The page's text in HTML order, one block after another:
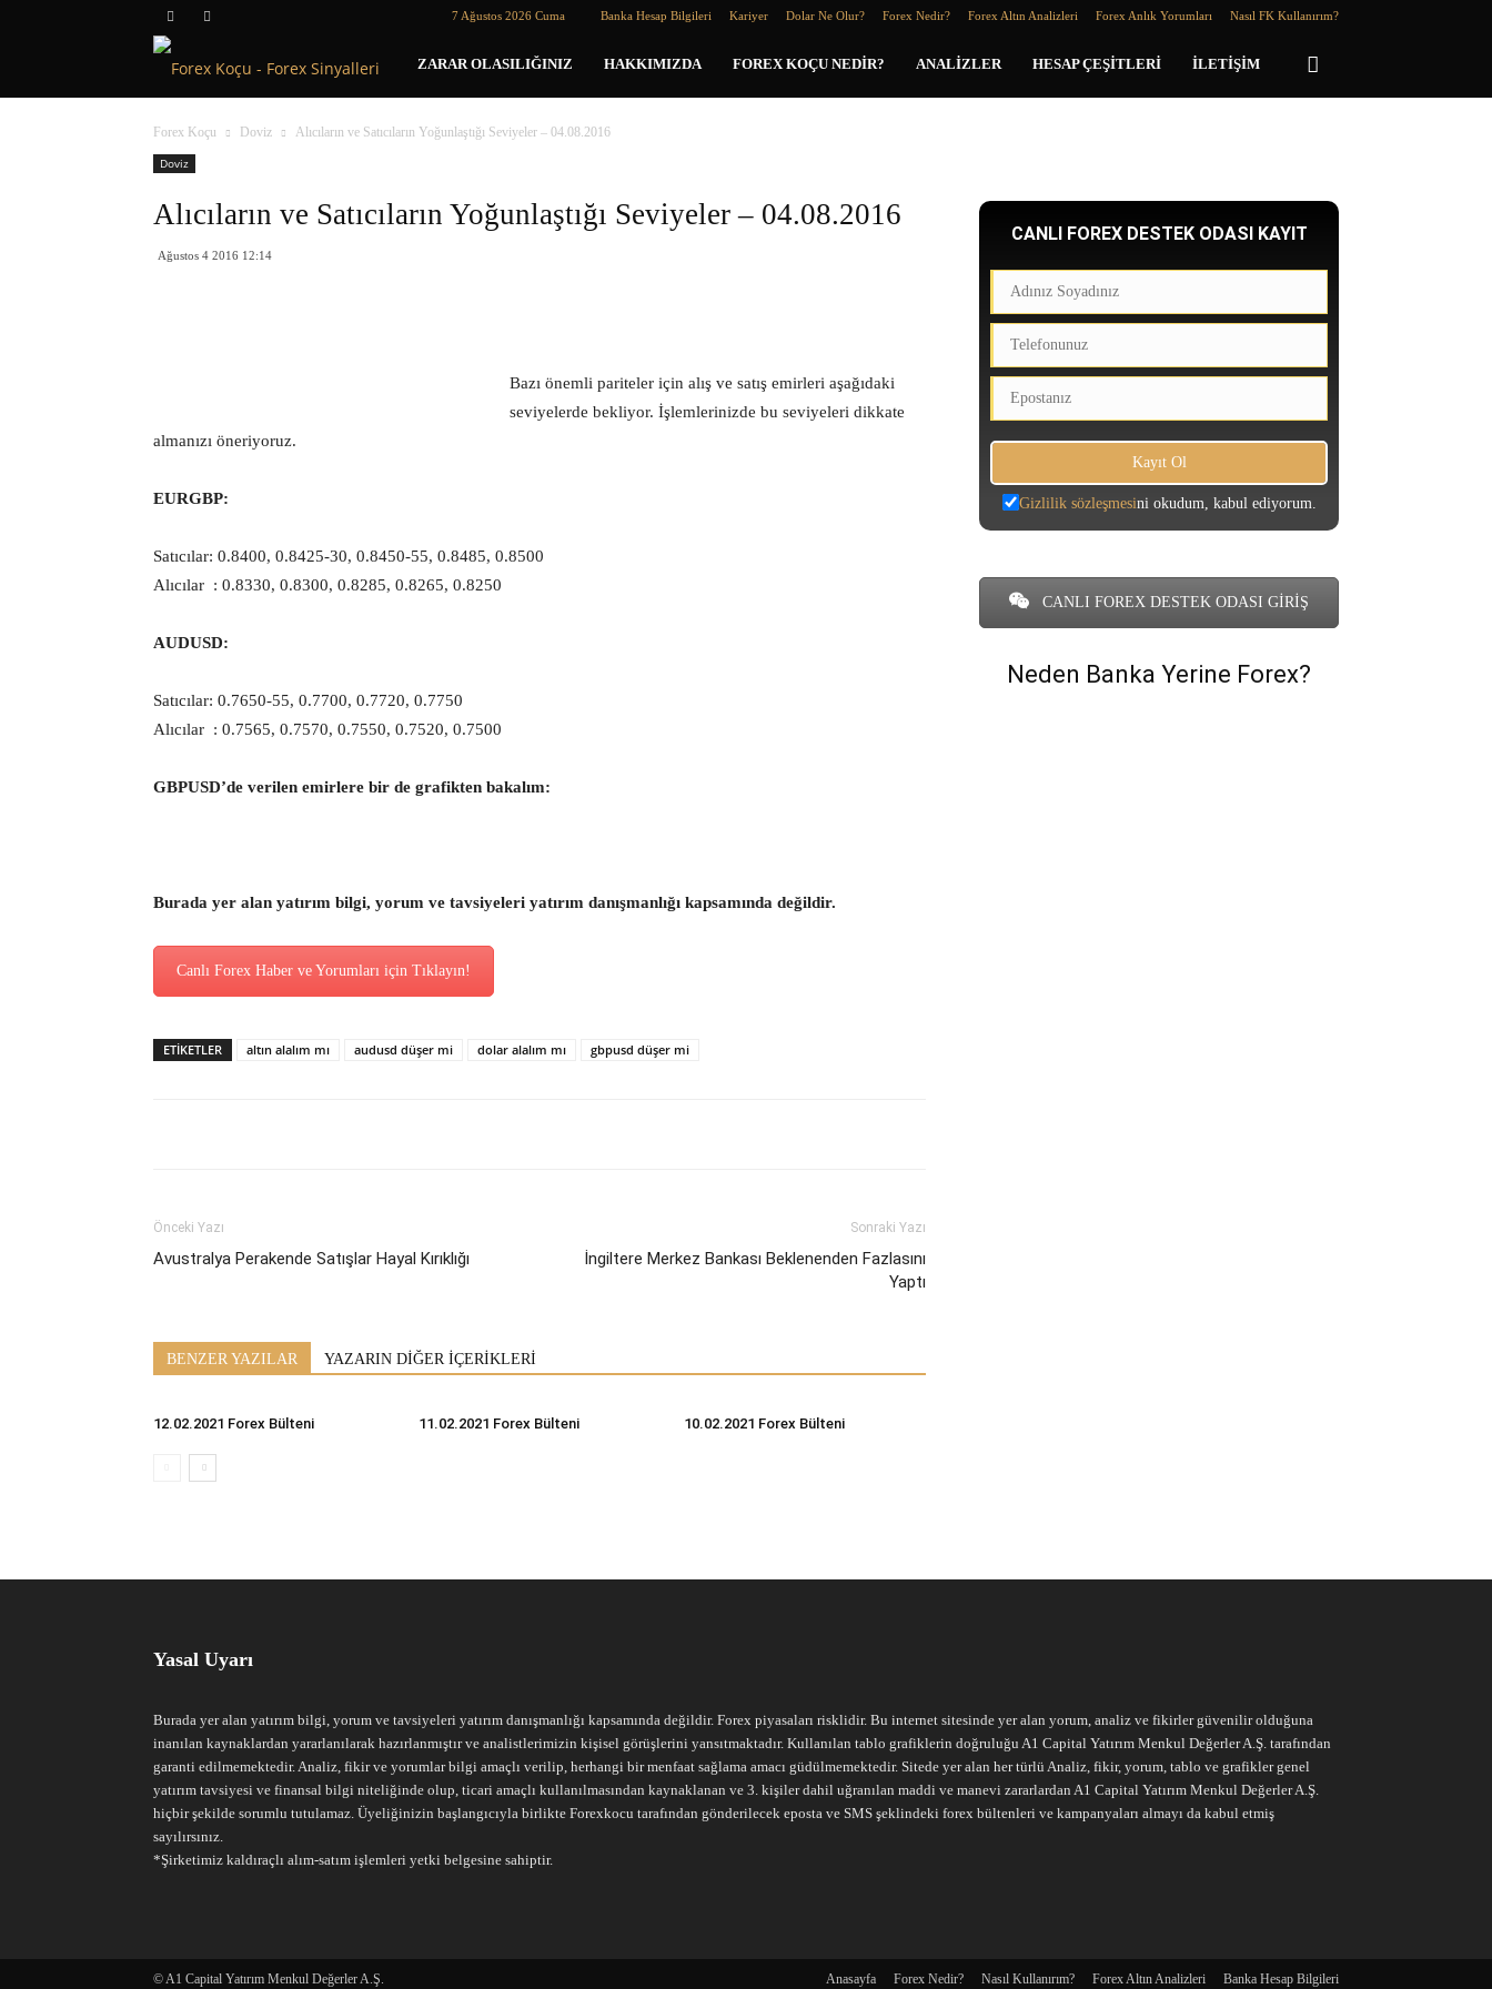
7 Ağustos 2026 Cuma Banka Hesap Bilgileri Kariyer Dolar Ne Olur? Forex Nedir? Forex Altın Analizleri Forex Anlık Yorumları Nasıl FK Kullanırım?
Forex
Koçu
ZARAR OLASILIĞINIZ HAKKIMIZDA FOREX KOÇU NEDIR? ANALIZLER HESAP ÇEŞITLERI İLETIŞIM
Forex Koçu Doviz
Alıcıların ve Satıcıların Yoğunlaştığı Seviyeler – 04.08.2016
Doviz
Alıcıların ve Satıcıların Yoğunlaştığı Seviyeler – 04.08.2016
Ağustos 4 2016 12:14
Bazı önemli pariteler için alış ve satış emirleri aşağıdaki
seviyelerde bekliyor. İşlemlerinizde bu seviyeleri dikkate
almanızı öneriyoruz.
EURGBP:
Satıcılar: 0.8400, 0.8425-30, 0.8450-55, 0.8485, 0.8500
Alıcılar : 0.8330, 0.8300, 0.8285, 0.8265, 0.8250
AUDUSD:
Satıcılar: 0.7650-55, 0.7700, 0.7720, 0.7750
Alıcılar : 0.7565, 0.7570, 0.7550, 0.7520, 0.7500
GBPUSD’de verilen emirlere bir de grafikten bakalım:
Burada yer alan yatırım bilgi, yorum ve tavsiyeleri yatırım danışmanlığı kapsamında değildir.
Canlı Forex Haber ve Yorumları için Tıklayın!
ETİKETLER altın alalım mı audusd düşer mi dolar alalım mı gbpusd düşer mi
Önceki Yazı
Avustralya Perakende Satışlar Hayal Kırıklığı
Sonraki Yazı
İngiltere Merkez Bankası Beklenenden Fazlasını
Yaptı
BENZER YAZILAR YAZARIN DİĞER İÇERİKLERİ
12.02.2021 Forex Bülteni 11.02.2021 Forex Bülteni 10.02.2021 Forex Bülteni
CANLI FOREX DESTEK ODASI KAYIT
Gizlilik sözleşmesini okudum, kabul ediyorum.
CANLI FOREX DESTEK ODASI GİRİŞ
Neden Banka Yerine Forex?
Yasal Uyarı
Burada yer alan yatırım bilgi, yorum ve tavsiyeleri yatırım danışmanlığı kapsamında değildir. Forex piyasaları risklidir. Bu internet sitesinde yer alan yorum, analiz ve fikirler güvenilir olduğuna
inanılan kaynaklardan yararlanılarak hazırlanmıştır ve analistlerimizin kişisel görüşlerini yansıtmaktadır. Kullanılan tablo grafiklerin doğruluğu A1 Capital Yatırım Menkul Değerler A.Ş. tarafından
garanti edilmemektedir. Analiz, fikir ve yorumlar bilgi amaçlı verilip, herhangi bir menfaat sağlama amacı güdülmemektedir. Sitede yer alan her türlü Analiz, fikir, yorum, tablo ve grafikler genel
yatırım tavsiyesi ve finansal bilgi niteliğinde olup, ticari amaçlı kullanılmasından kaynaklanan ve 3. kişiler dahil uğranılan maddi ve manevi zararlardan A1 Capital Yatırım Menkul Değerler A.Ş.
hiçbir şekilde sorumlu tutulamaz. Üyeliğinizin başlangıcıyla birlikte Forexkocu tarafından gönderilecek eposta ve SMS şeklindeki forex bültenleri ve kampanyaları almayı da kabul etmiş
sayılırsınız.
*Şirketimiz kaldıraçlı alım-satım işlemleri yetki belgesine sahiptir.
Anasayfa Forex Nedir? Nasıl Kullanırım? Forex Altın Analizleri Banka Hesap Bilgileri
© A1 Capital Yatırım Menkul Değerler A.Ş.